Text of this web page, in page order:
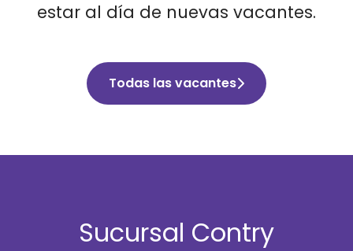
estar al día de nuevas vacantes.
Todas las vacantes
Sucursal Contry